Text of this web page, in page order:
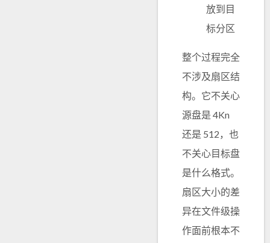
放到目
标分区
整个过程完全
不涉及扇区结
构。它不关心
源盘是 4Kn
还是 512，也
不关心目标盘
是什么格式。
扇区大小的差
异在文件级操
作面前根本不